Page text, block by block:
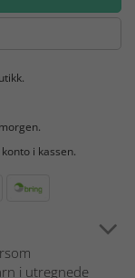
i kassen.
i utregnede